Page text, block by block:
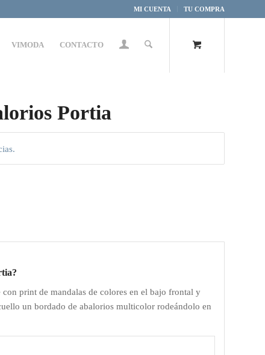
MI CUENTA TU COMPRA
VIMODA CONTACTO
Portia
print de mandalas de colores en el bajo frontal y
un bordado de abalorios multicolor rodeándolo en